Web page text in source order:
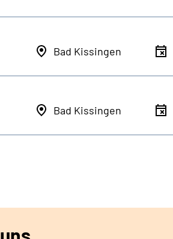
Bad Kissingen
Bad Kissingen